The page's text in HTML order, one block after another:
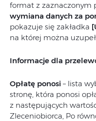
format z zaznaczonym
wymiana danych za
pokazuje się zakładka
na której można
Informacje dla
Opłatę ponosi – lista
stronę, która ponosi
z następujących
Zleceniobiorca, Po